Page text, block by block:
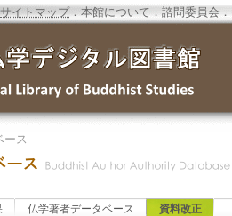
サイトマップ．本館について ．諮問委員会 ．
ース
仏学著者データベース 資料改正